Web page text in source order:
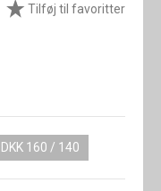
Om fonden
Om
Tilføj til favoritter
DKK 160 / 140